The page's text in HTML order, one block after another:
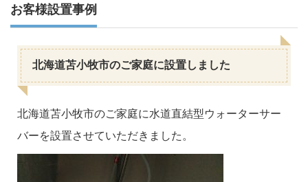
お客様設置事例
北海道苫小牧市のご家庭に設置しました
北海道苫小牧市のご家庭に水道直結型ウォーターサー
バーを設置させていただきました。